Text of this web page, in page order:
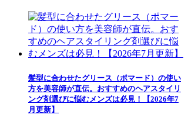
髪型に合わせたグリース（ポマード）の使い
方を美容師が直伝。おすすめのヘアスタイリ
ング剤選びに悩むメンズは必見！【2026年7
月更新】